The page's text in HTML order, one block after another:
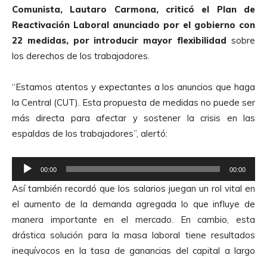
Comunista, Lautaro Carmona, criticó el Plan de
Reactivación Laboral anunciado por el gobierno con
22 medidas, por introducir mayor flexibilidad sobre
los derechos de los trabajadores.
“Estamos atentos y expectantes a los anuncios que haga
la Central (CUT). Esta propuesta de medidas no puede ser
más directa para afectar y sostener la crisis en las
espaldas de los trabajadores”, alertó:
e
p
r
o
d
u
00:00 00:00
Así también recordó que los salarios juegan un rol vital en
el aumento de la demanda agregada lo que influye de
manera importante en el mercado. En cambio, esta
drástica solución para la masa laboral tiene resultados
inequívocos en la tasa de ganancias del capital a largo